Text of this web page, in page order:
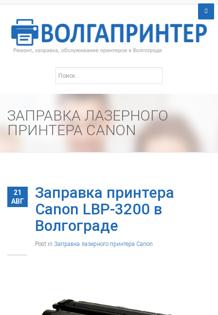
ЗАПРАВКА ЛАЗЕРНОГО
ПРИНТЕРА CANON
21
АВГ
Заправка принтера
Canon LBP-3200 в
Волгограде
Post in Заправка лазерного принтера Canon